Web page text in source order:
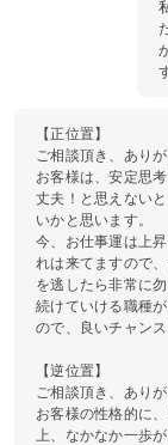
【正位置】
ご相談頂き、あり
お客様は、安定思
丈夫！と思えない
いかと思います。
今、お仕事運は上
れは来てますので
を逃したら非常に
続けていける職種
ので、良いチャン
【逆位置】
ご相談頂き、あり
お客様の性格的に
上、なかなか一歩